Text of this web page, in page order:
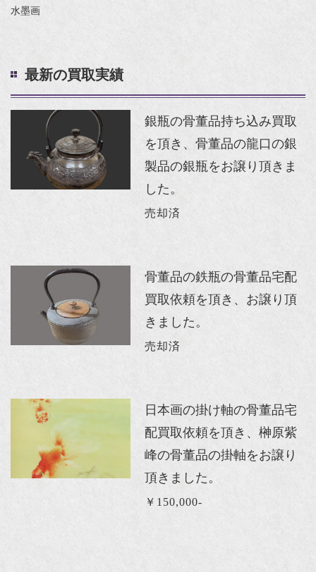
水墨画
最新の買取実績
銀瓶の骨董品持ち込み買取
を頂き、骨董品の龍口の銀
製品の銀瓶をお譲り頂きま
した。
売却済
骨董品の鉄瓶の骨董品宅配
買取依頼を頂き、お譲り頂
きました。
売却済
日本画の掛け軸の骨董品宅
配買取依頼を頂き、榊原紫
峰の骨董品の掛軸をお譲り
頂きました。
￥150,000-